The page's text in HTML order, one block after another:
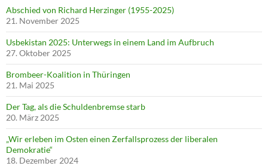
Abschied von Richard Herzinger (1955-2025)
21. November 2025
Usbekistan 2025: Unterwegs in einem Land im Aufbruch
27. Oktober 2025
Brombeer-Koalition in Thüringen
21. Mai 2025
Der Tag, als die Schuldenbremse starb
20. März 2025
„Wir erleben im Osten einen Zerfallsprozess der liberalen
Demokratie“
18. Dezember 2024